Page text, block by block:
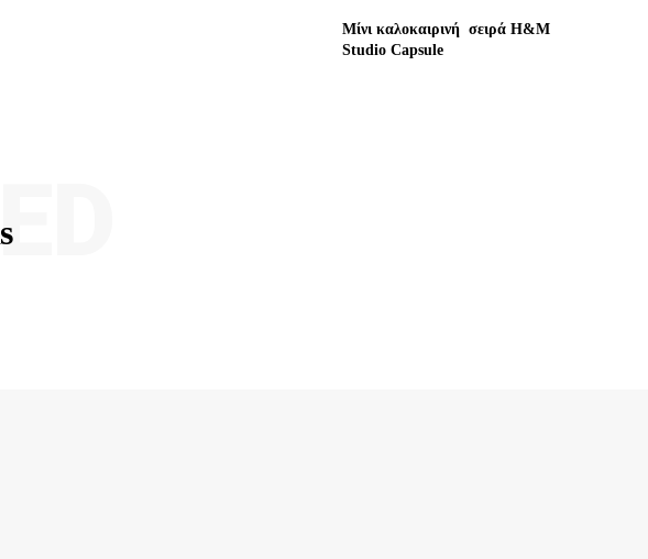
Μίνι καλοκαιρινή σειρά H&M
Studio Capsule